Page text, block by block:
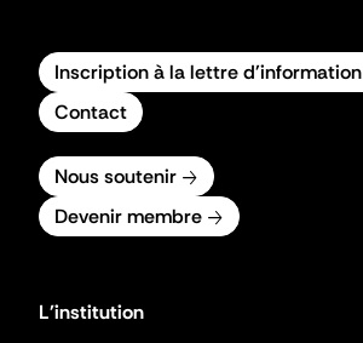
Inscription à la lettre d'information
Contact
Nous soutenir
Devenir membre
L'institution